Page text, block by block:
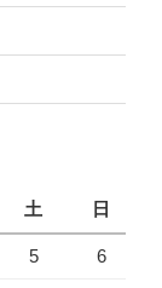
土 日
5 6